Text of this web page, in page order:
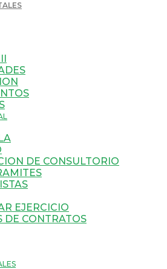
DE CONSULTORIO
EJERCICIO
DE CONTRATOS